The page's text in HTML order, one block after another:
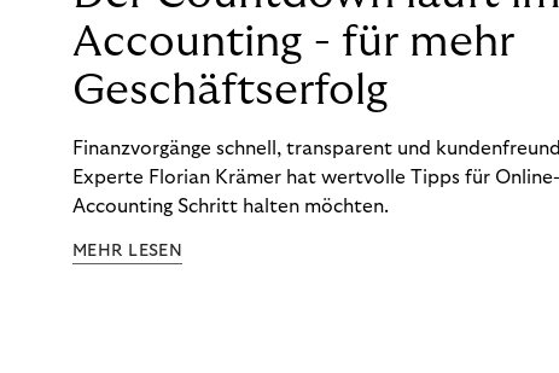
Accounting - für mehr
Geschäftserfolg
Finanzvorgänge schnell, transparent und
Experte Florian Krämer hat wertvolle Tipps für
Accounting Schritt halten möchten.
MEHR LESEN